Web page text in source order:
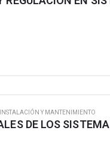
INSTALACIÓN Y MANTENIMIENTO